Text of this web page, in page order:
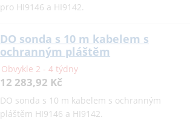
pro HI9146 a HI9142.
DO sonda s 10 m kabelem s
ochranným pláštěm
Obvykle 2 - 4 týdny
12 283,92 Kč
DO sonda s 10 m kabelem s ochranným
pláštěm HI9146 a HI9142.